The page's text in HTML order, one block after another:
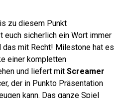
zu diesem Punkt
euch sicherlich ein Wort immer
das mit Recht! Milestone hat es
einer kompletten
und liefert mit Screamer
der in Punkto Präsentation
kann. Das ganze Spiel